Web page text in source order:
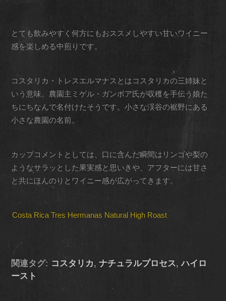
とても飲みやすく何方にもおススメしやすい甘いワイニー
感を楽しめる中煎りです。
コスタリカ・トレスエルマナスとはコスタリカの三姉妹と
いう意味。農園主ミゲル・ガンボア氏が収穫を手伝う娘た
ちにちなんで名付けたそうです。小さな渓谷の裾野にある
小さな農園の名前。
カップコメントとしては、口に含んだ瞬間はリンゴや梨の
ようなサラッとした果実感と思いきや、アフターには甘さ
と共にほんのりとワイニー感が広がってきます。
Costa Rica Tres Hermanas Natural High Roast
関連タグ: コスタリカ,ナチュラルプロセス,ハイロ
ースト